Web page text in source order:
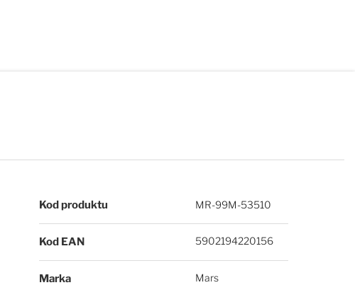
Więcej informacji
Kod produktu MR-99M-53510
Kod EAN 5902194220156
Marka Mars